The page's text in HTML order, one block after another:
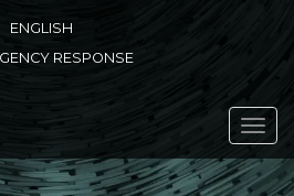
ENGLISH
RESPONSE